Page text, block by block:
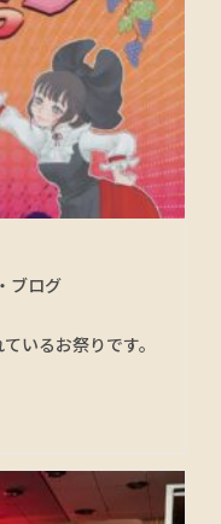
ブログ
いるお祭りです。